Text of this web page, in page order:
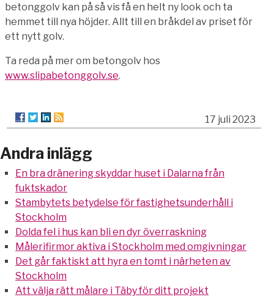
betonggolv kan på så vis få en helt ny look och ta
hemmet till nya höjder. Allt till en bråkdel av priset för
ett nytt golv.
Ta reda på mer om betongolv hos
www.slipabetonggolv.se.
17 juli 2023
Andra inlägg
En bra dränering skyddar huset i Dalarna från
fuktskador
Stambytets betydelse för fastighetsunderhåll i
Stockholm
Dolda fel i hus kan bli en dyr överraskning
Målerifirmor aktiva i Stockholm med omgivningar
Det går faktiskt att hyra en tomt i närheten av
Stockholm
Att välja rätt målare i Täby för ditt projekt